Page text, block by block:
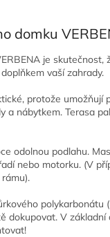
domku
je
vaší zahrady.
protože
a nábytkem. Terasa
odolnou podlahu.
nebo motorku. (V
dokupovat. V